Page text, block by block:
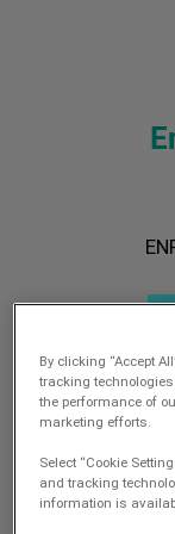
By clicking “Accept
tracking
the performance of
marketing efforts.
Select “Cookie
and tracking
information is